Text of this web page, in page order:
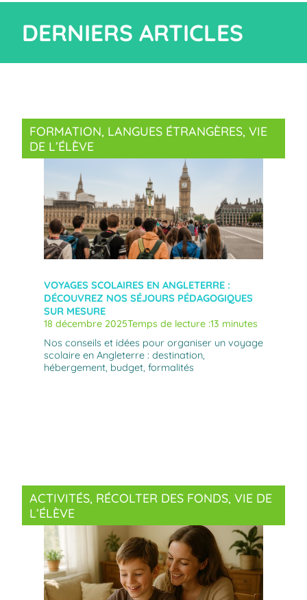
DERNIERS ARTICLES
FORMATION, LANGUES ÉTRANGÈRES, VIE
DE L’ÉLÈVE
VOYAGES SCOLAIRES EN ANGLETERRE :
DÉCOUVREZ NOS SÉJOURS PÉDAGOGIQUES
SUR MESURE
18 décembre 2025Temps de lecture :13 minutes
Nos conseils et idées pour organiser un voyage
scolaire en Angleterre : destination,
hébergement, budget, formalités
ACTIVITÉS, RÉCOLTER DES FONDS, VIE DE
L’ÉLÈVE